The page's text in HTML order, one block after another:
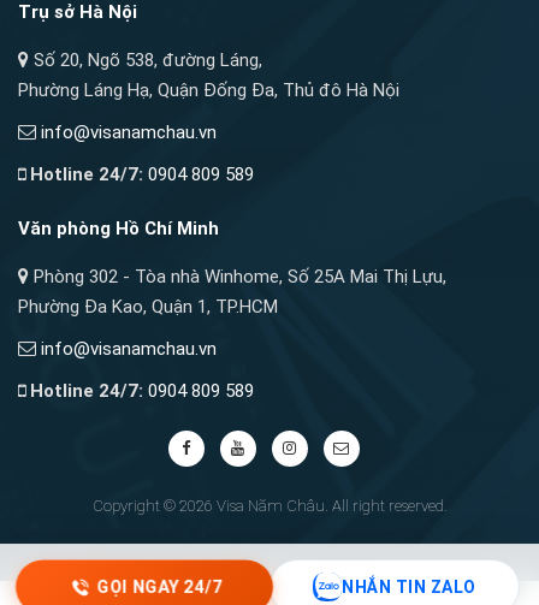
Trụ sở Hà Nội
Số 20, Ngõ 538, đường Láng,
Phường Láng Hạ, Quận Đống Đa, Thủ đô Hà Nội
info@visanamchau.vn
Hotline 24/7: 0904 809 589
Văn phòng Hồ Chí Minh
Phòng 302 - Tòa nhà Winhome, Số 25A Mai Thị Lựu,
Phường Đa Kao, Quận 1, TP.HCM
info@visanamchau.vn
Hotline 24/7: 0904 809 589
Copyright © 2026 Visa Năm Châu. All right reserved.
GỌI NGAY 24/7 NHẮN TIN ZALO